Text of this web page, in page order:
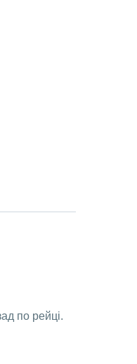
по рейці.